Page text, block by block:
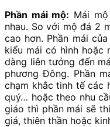
Phần mái mộ: Mái
nhau. So với mộ đá 2
cao hơn. Phần mái
kiểu mái có hình hoặc
dàng liên tưởng đến
phương Đông. Phần
chạm khắc tinh tế các
quý… hoặc theo nhu
giáo thì phần mái sẽ
giá, thiên thần hoặc